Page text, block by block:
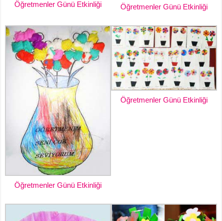
Öğretmenler Günü Etkinliği Öğretmenler Günü Etkinliği
Öğretmenler Günü Etkinliği
Öğretmenler Günü Etkinliği